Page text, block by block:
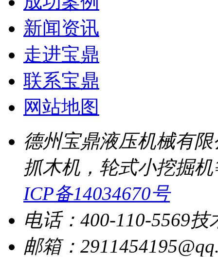
新闻资讯
走进宝鼎
联系宝鼎
网站地图
德州宝鼎液压机械有
抓木机，轮式小挖掘
ICP备14034670号
电话：400-110-5569技
邮箱：